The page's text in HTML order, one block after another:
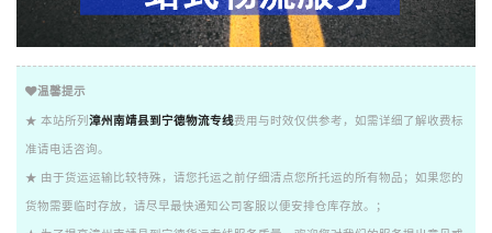
温馨提示
★ 本站所列 漳州南靖县到宁德物流专线费用与时效仅供参考，如需详细了解收费标
准请电话咨询。
★ 由于货运运输比较特殊，请您托运之前仔细清点您所托运的所有物品；如果您的
货物需要临时存放，请尽早最快通知公司客服以便安排仓库存放。；